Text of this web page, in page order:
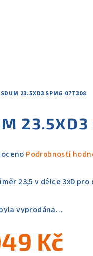
SDUM 23.5XD3 SPMG 07T308
Podrobnosti
23,5 v délce 3xD
vyprodána…
Kč